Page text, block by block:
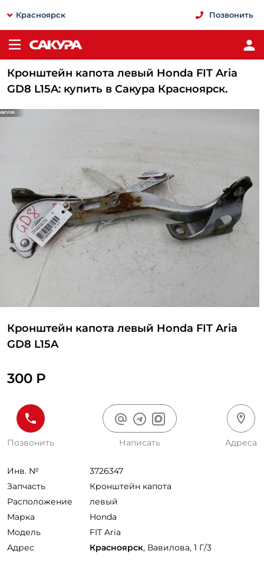
Красноярск Позвонить
Кронштейн капота левый Honda FIT Aria
GD8 L15A: купить в Сакура Красноярск.
Кронштейн капота левый Honda FIT Aria
GD8 L15A
300 Р
Позвонить Написать Адреса
Инв. №
3726347
Запчасть
Кронштейн капота
Расположение
левый
Марка
Honda
Модель
FIT Aria
Адрес
Красноярск, Вавилова, 1 Г/3